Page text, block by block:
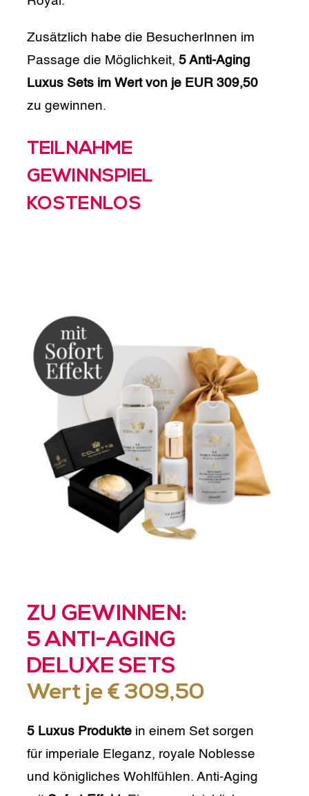
Zusätzlich habe die BesucherInnen im
Passage die Möglichkeit, 5 Anti-Aging
Luxus Sets im Wert von je EUR 309,50
zu gewinnen.
TEILNAHME
GEWINNSPIEL
KOSTENLOS
ZU GEWINNEN:
5 ANTI-AGING
DELUXE SETS
Wert je € 309,50
5 Luxus Produkte in einem Set sorgen
für imperiale Eleganz, royale Noblesse
und königliches Wohlfühlen. Anti-Aging